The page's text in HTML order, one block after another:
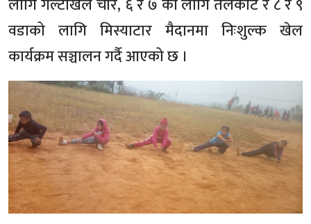
लागि गल्टाखेल चौर, ६ र ७ को लागि तेलकोट र ८ र ९
वडाको लागि मिस्याटार मैदानमा निःशुल्क खेल
कार्यक्रम सञ्चालन गर्दै आएको छ ।